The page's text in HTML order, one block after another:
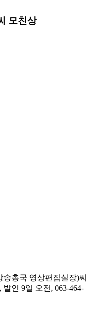
모친상
총국 영상편집실장)씨
인 9일 오전, 063-464-